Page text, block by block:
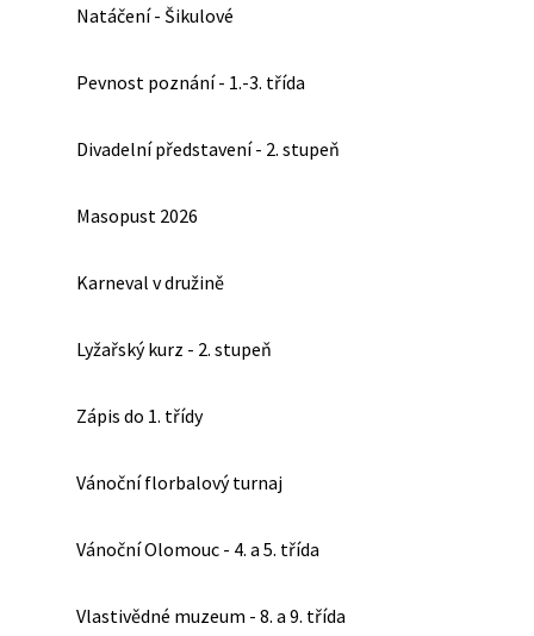
Natáčení - Šikulové
Pevnost poznání - 1.-3. třída
Divadelní představení - 2. stupeň
Masopust 2026
Karneval v družině
Lyžařský kurz - 2. stupeň
Zápis do 1. třídy
Vánoční florbalový turnaj
Vánoční Olomouc - 4. a 5. třída
Vlastivědné muzeum - 8. a 9. třída